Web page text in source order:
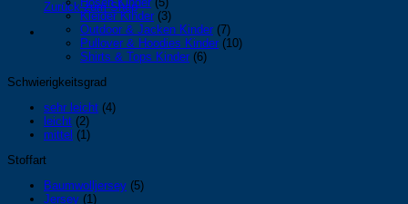
Zurück zum Shop
Kleider Kinder (3)
Outdoor & Jacken Kinder (7)
Pullover & Hoodies Kinder (10)
Shirts & Tops Kinder (6)
Schwierigkeitsgrad
sehr leicht (4)
leicht (2)
mittel (1)
Stoffart
Baumwolljersey (5)
Jersey (1)